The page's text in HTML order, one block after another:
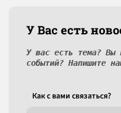
У Вас есть
У вас есть тема? Вы
событий? Напишите
Как c вами связаться?